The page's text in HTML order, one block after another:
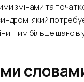
змінами та
який
тим більше